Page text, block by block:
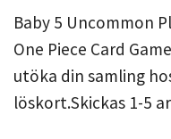
Baby 5 Uncommon
One Piece Card
utöka din samling
löskort.Skickas 1-5